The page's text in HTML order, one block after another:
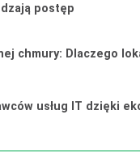
postęp
chmury: Dlaczego
usług IT dzięki